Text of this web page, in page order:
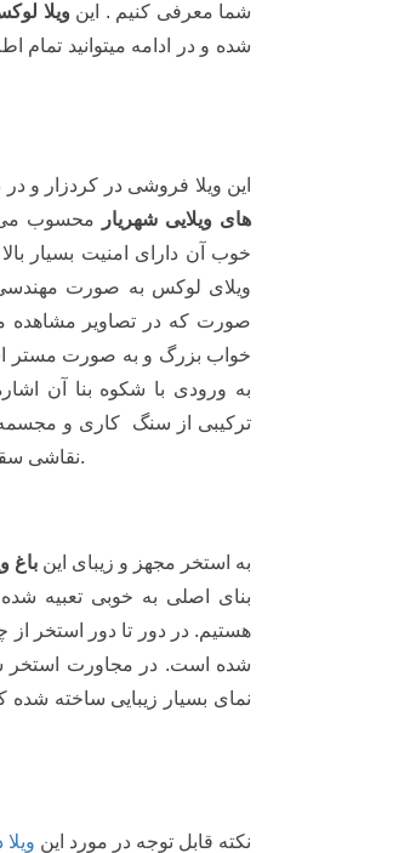
معرفی ویلا در دهکده
این ویلا فروشی در کردزار و
محسوب می
لوکس به صورت مهندسی ساز
در تصاویر مشاهده می کنید به
صورت مستر است . از طراحی
بنا آن اشاره کرد که همانطور
مجسمه های سنگی زیبایی که در
بینظیر و باشکوهی به ویلا داده
استخر مجهز با طراحی
به استخر مجهز و زیبای این باغ
بنای اصلی به خوبی تعبیه
بسیار زیبایی ساخته شده که در
استخر و ورودی اصلی نیز شاهد
نکات در مورد خرید این
متر ساخته شده و کل دیواره ها
شده از جمله آلاچیق بسیار
آلاچیق باربیکیو و روشویی